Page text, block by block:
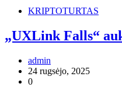
KRIPTOTURTAS
„UXLink Falls“
admin
24 rugsėjo, 2025
0